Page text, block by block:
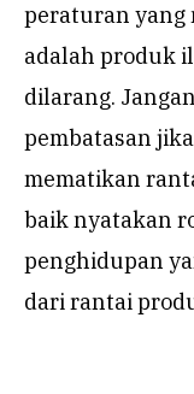
peraturan yang
adalah produk
dilarang.
pembatasan
mematikan
baik nyatakan
penghidupan
dari rantai